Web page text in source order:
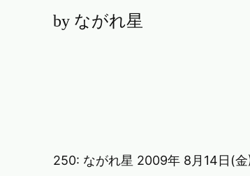
by ながれ星
250: ながれ星 2009年 8月14日(